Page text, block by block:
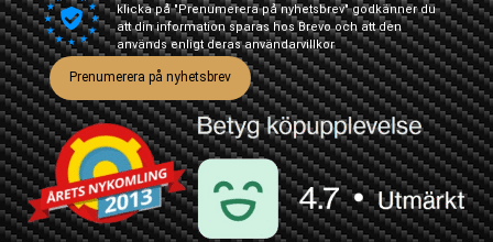
klicka på "Prenumerera på nyhetsbrev" godkänner du
att din information sparas hos Brevo och att den
används enligt derasanvändarvillkor
Prenumerera på nyhetsbrev